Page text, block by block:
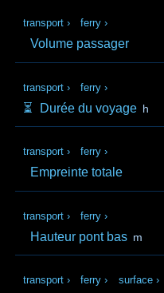
transport › ferry ›
Volume passager
transport › ferry ›
⏳️ Durée du voyage h
transport › ferry ›
Empreinte totale
transport › ferry ›
Hauteur pont bas m
transport › ferry › surface ›